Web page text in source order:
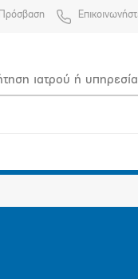
Πρόσβαση